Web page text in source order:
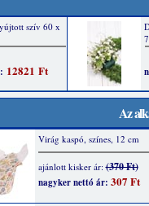
Az
Virág kaspó, színes, 12 cm
ajánlott kisker ár:(370 Ft)
nagyker nettó ár: 307 Ft